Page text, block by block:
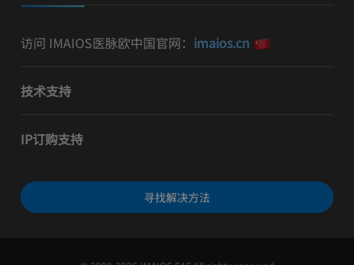
访问 IMAIOS医脉欧中国官网： imaios.cn
技术支持
IP订购支持
寻找解决方法